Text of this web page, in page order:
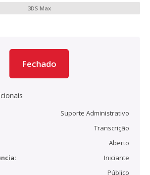
3DS Max
Fechado
Suporte Administrativo
Transcrição
Aberto
Iniciante
Público